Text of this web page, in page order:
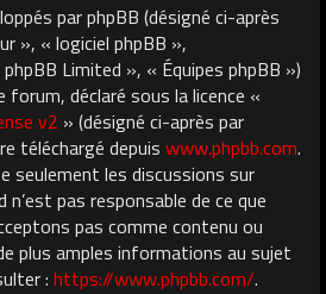
par phpBB (désigné ci-après
», « logiciel phpBB »,
Limited », « Équipes phpBB »)
forum, déclaré sous la licence «
v2 » (désigné ci-après par
téléchargé depuis www.phpbb.com.
seulement les discussions sur
pas responsable de ce que
pas comme contenu ou
plus amples informations au sujet
: https://www.phpbb.com/.